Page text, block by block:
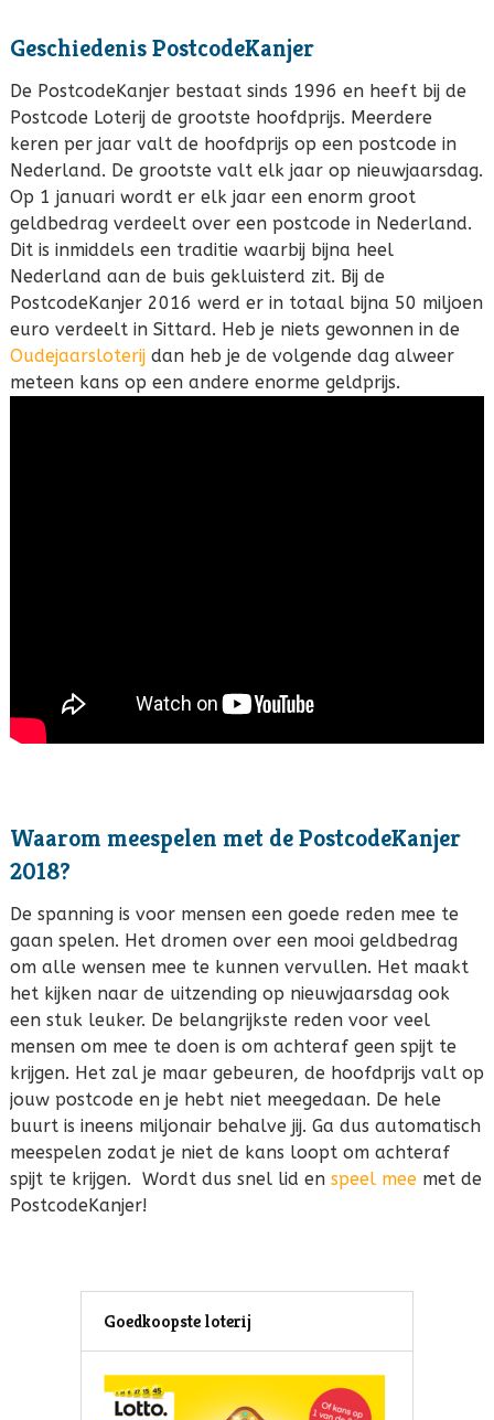
Geschiedenis PostcodeKanjer
De PostcodeKanjer bestaat sinds 1996 en heeft bij de
Postcode Loterij de grootste hoofdprijs. Meerdere
keren per jaar valt de hoofdprijs op een postcode in
Nederland. De grootste valt elk jaar op nieuwjaarsdag.
Op 1 januari wordt er elk jaar een enorm groot
geldbedrag verdeelt over een postcode in Nederland.
Dit is inmiddels een traditie waarbij bijna heel
Nederland aan de buis gekluisterd zit. Bij de
PostcodeKanjer 2016 werd er in totaal bijna 50 miljoen
euro verdeelt in Sittard. Heb je niets gewonnen in de
Oudejaarsloterijdan heb je de volgende dag alweer
meteen kans op een andere enorme geldprijs.
Waarom meespelen met de PostcodeKanjer
2018?
De spanning is voor mensen een goede reden mee te
gaan spelen. Het dromen over een mooi geldbedrag
om alle wensen mee te kunnen vervullen. Het maakt
het kijken naar de uitzending op nieuwjaarsdag ook
een stuk leuker. De belangrijkste reden voor veel
mensen om mee te doen is om achteraf geen spijt te
krijgen. Het zal je maar gebeuren, de hoofdprijs valt op
jouw postcode en je hebt niet meegedaan. De hele
buurt is ineens miljonair behalve jij. Ga dus automatisch
meespelen zodat je niet de kans loopt om achteraf
spijt te krijgen. Wordt dus snel lid en speel meemet de
PostcodeKanjer!
Goedkoopste loterij